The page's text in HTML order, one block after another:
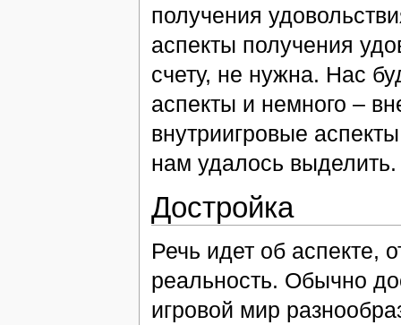
получения
аспекты получения
счету, не нужна. Нас
аспекты и немного –
внутриигровые
нам удалось выделить.
Достройка
Речь идет об аспекте,
реальность. Обычно
игровой мир